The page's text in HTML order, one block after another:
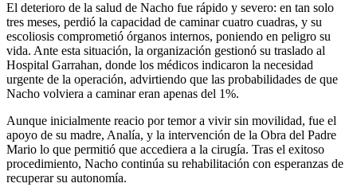
El deterioro de la salud de Nacho fue rápido y severo: en tan solo
tres meses, perdió la capacidad de caminar cuatro cuadras, y su
escoliosis comprometió órganos internos, poniendo en peligro su
vida. Ante esta situación, la organización gestionó su traslado al
Hospital Garrahan, donde los médicos indicaron la necesidad
urgente de la operación, advirtiendo que las probabilidades de que
Nacho volviera a caminar eran apenas del 1%.
Aunque inicialmente reacio por temor a vivir sin movilidad, fue el
apoyo de su madre, Analía, y la intervención de la Obra del Padre
Mario lo que permitió que accediera a la cirugía. Tras el exitoso
procedimiento, Nacho continúa su rehabilitación con esperanzas de
recuperar su autonomía.